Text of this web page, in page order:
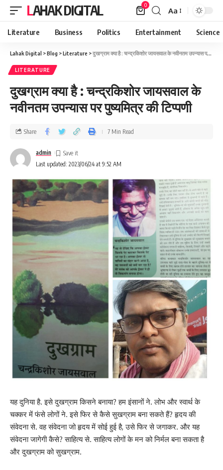
LAHAK DIGITAL 0
Aa
Literature Business Politics Entertainment Science
Lahak Digital >Blog >Literature >दुखग्राम क्या है : चन्द्रकिशोर जायसवाल के नवीनतम उपन्यास पर पुष्यमित्र की टिप्पणी
LITERATURE
दुखग्राम क्या है : चन्द्रकिशोर जायसवाल के
नवीनतम उपन्यास पर पुष्यमित्र की टिप्पणी
Last updated: 2023/06/24 at 9:52 AM
admin
Share 7 Min Read
यह दुनिया है. इसे दुखग्राम किसने बनाया? हम इंसानों ने. लोभ और स्वार्थ के
चक्कर में फंसे लोगों ने. इसे फिर से कैसे सुखग्राम बना सकते हैं? हृदय की
संवेदना से. वह संवेदना जो हृदय में सोई हुई है, उसे फिर से जगाकर. और यह
संवेदना जागेगी कैसे? साहित्य से. साहित्य लोगों के मन को निर्मल बना सकता है
और दुखग्राम को सुखग्राम.